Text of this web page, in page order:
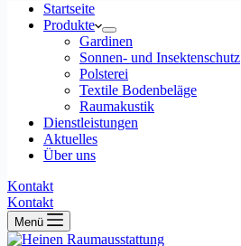
Startseite
Produkte
Gardinen
Sonnen- und Insektenschutz
Polsterei
Textile Bodenbeläge
Raumakustik
Dienstleistungen
Aktuelles
Über uns
Kontakt
Kontakt
Menü